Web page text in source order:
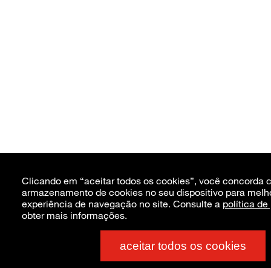
Clicando em “aceitar todos os cookies”, você concorda
armazenamento de cookies no seu dispositivo para
experiência de navegação no site. Consulte a política de
obter mais informações.
aceitar todos os cookies